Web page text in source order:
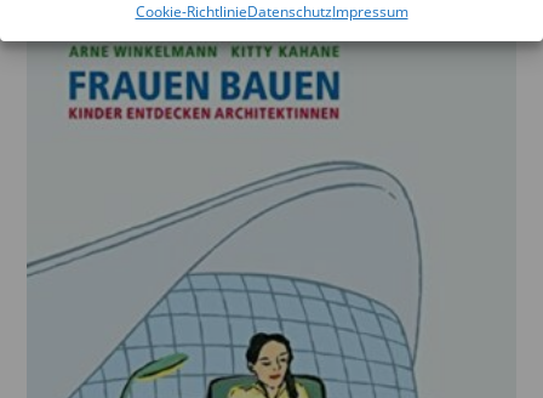
Cookie-RichtlinieDatenschutzImpressum